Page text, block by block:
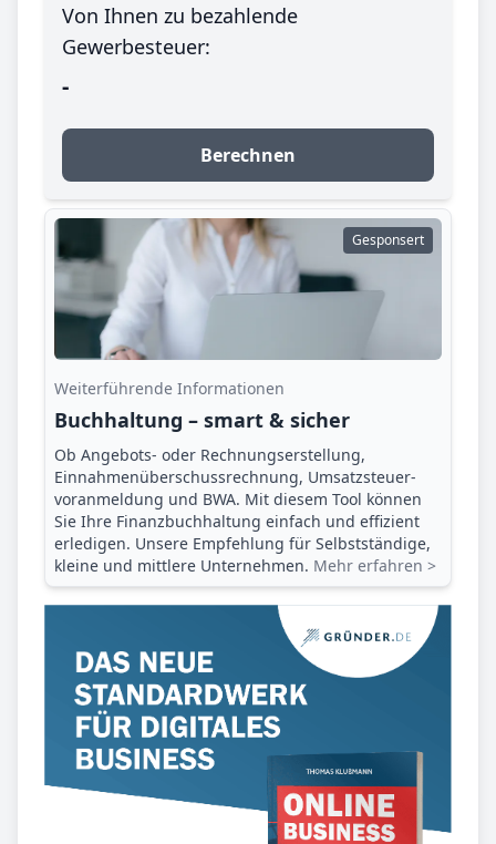
Von Ihnen zu bezahlende
Gewerbesteuer:
-
Berechnen
Gesponsert
Weiterführende Informationen
Buchhaltung – smart & sicher
Ob Angebots- oder Rechnungserstellung,
Einnahmenüberschuss­rechnung, Umsatzsteuer­
voranmeldung und BWA. Mit diesem Tool können
Sie Ihre Finanz­buchhaltung einfach und effizient
erledigen. Unsere Empfehlung für Selbstständige,
kleine und mittlere Unternehmen. Mehr erfahren >